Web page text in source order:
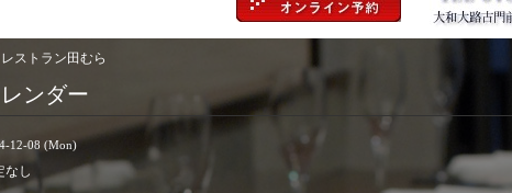
ストラン田むら
ンダー
12-08 (Mon)
なし